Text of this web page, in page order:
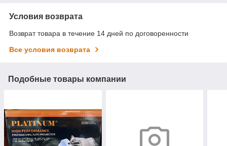
Условия возврата
Возврат товара в течение 14 дней по договоренности
Все условия возврата
Подобные товары компании